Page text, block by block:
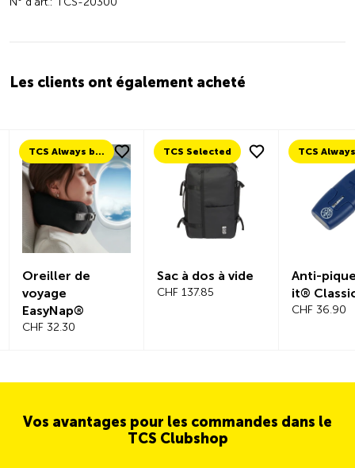
Les clients ont également acheté
TCS Always by my side
Oreiller de
voyage
EasyNap®
CHF 32.30
TCS Selected
Sac à dos à vide
CHF 137.85
Anti-
it®
CHF 36.90
Vos avantages pour les commandes dans le
TCS Clubshop